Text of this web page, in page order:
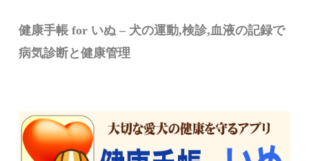
健康手帳 for いぬ – 犬の運動,検診,血液の記録で
病気診断と健康管理